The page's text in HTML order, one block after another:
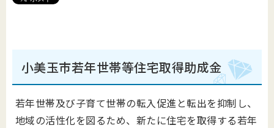
小美玉市若年世帯等住宅取得助成金
若年世帯及び子育て世帯の転入促進と転出を抑制し、
地域の活性化を図るため、新たに住宅を取得する若年